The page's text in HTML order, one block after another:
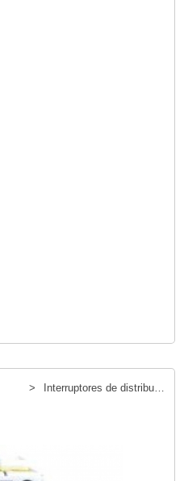
> Interruptores de distribución eléctrica